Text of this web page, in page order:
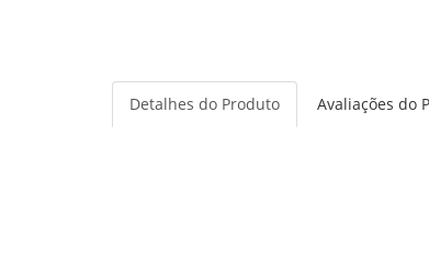
Detalhes do Produto Avaliações do